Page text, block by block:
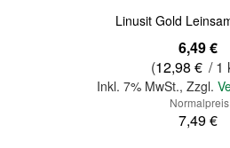
Linusit Gold
6,49 €
(12,98 € / 1
Inkl. 7% MwSt., Zzgl.
Normalpreis
7,49 €